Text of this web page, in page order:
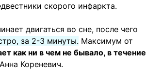
скорого инфаркта.
двигаться во сне, после чего
за 2-3 минуты. Максимум от
как ни в чем не бывало, в течение
Кореневич.